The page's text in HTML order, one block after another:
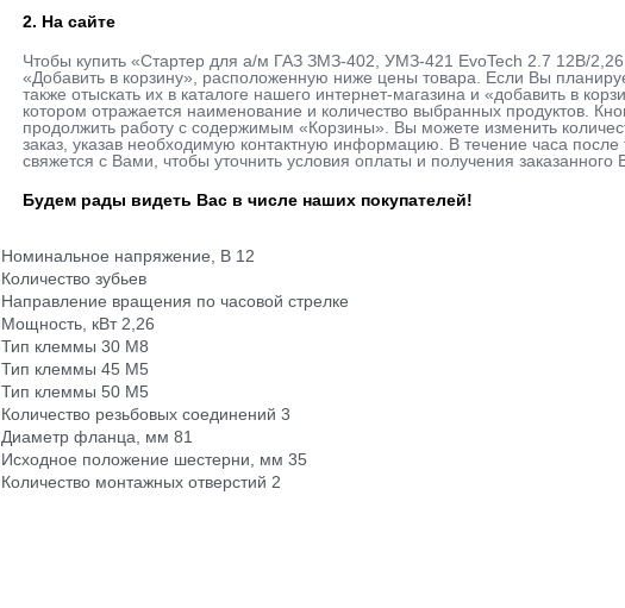
2. На сайте
Чтобы купить «Стартер для а/м ГАЗ ЗМЗ-402, УМЗ-421 EvoTech 2.7 12В/2,26
«Добавить в корзину», расположенную ниже цены товара. Если Вы
также отыскать их в каталоге нашего интернет-магазина и «добавить в
котором отражается наименование и количество выбранных продуктов.
продолжить работу с содержимым «Корзины». Вы можете изменить
заказ, указав необходимую контактную информацию. В течение часа
свяжется с Вами, чтобы уточнить условия оплаты и получения заказанного
Будем рады видеть Вас в числе наших покупателей!
Номинальное напряжение, В 12
Количество зубьев
Направление вращения по часовой стрелке
Мощность, кВт 2,26
Тип клеммы 30 M8
Тип клеммы 45 M5
Тип клеммы 50 М5
Количество резьбовых соединений 3
Диаметр фланца, мм 81
Исходное положение шестерни, мм 35
Количество монтажных отверстий 2